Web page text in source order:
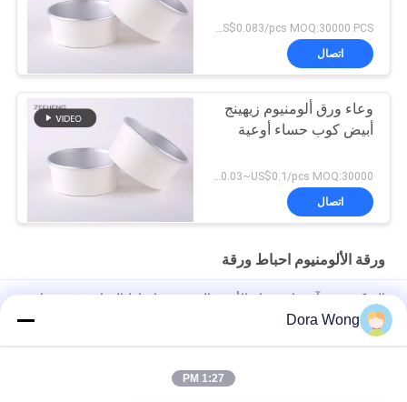
US$0.038~US$0.083/pcs MOQ:30000 PCS
اتصال
وعاء ورق ألومنيوم زيهينج
أبيض كوب حساء أوعية
US$0.03~US$0.1/pcs MOQ:30000 قطعة
اتصال
ورقة الألومنيوم احباط ورقة
الميكروويف آمنة استخدام الأغذية التي تخدم احباط الغذاء ورقة بيضاء
كرافت الحاويات
الغذاء الصف قوي مقاومة النفط الوجبات الجاهزة جولة الألومنيوم احباط
Dora Wong
1:27 PM